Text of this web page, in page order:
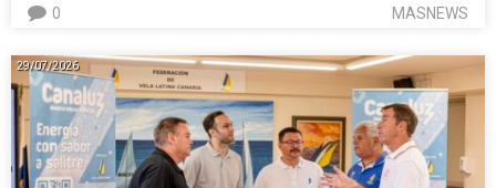
MASNEWS
0
29/07/2026